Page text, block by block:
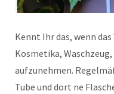
Kennt Ihr das, wenn
Kosmetika,
aufzunehmen.
Tube und dort ne